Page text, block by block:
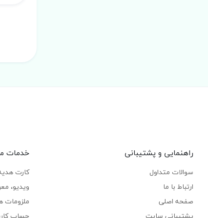
راهنمایی و پشتیبانی
سوالات متداول
ارتباط با ما
صفحه اصلی
خدمات
کارت
ویدیو،
ملزومات